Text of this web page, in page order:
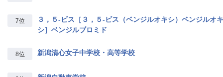
7位
３，５‐ビス［３，５‐ビス（ベンジルオキシ）ベンジルオキ
シ］ベンジルブロミド
8位 新潟清心女子中学校・高等学校